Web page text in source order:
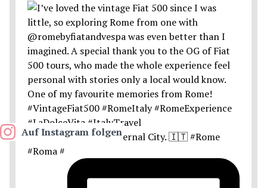
Postcards from the Eternal City. 🇮🇹 #Rome
#Roma #
Auf Instagram folgen